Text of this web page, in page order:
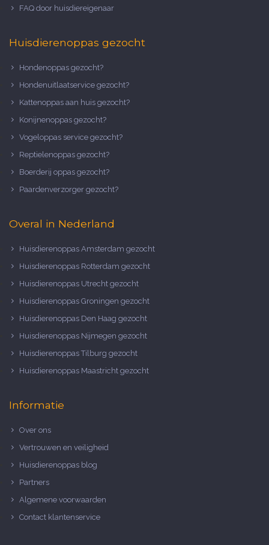
FAQ door huisdiereigenaar
Huisdierenoppas gezocht
Hondenoppas gezocht?
Hondenuitlaatservice gezocht?
Kattenoppas aan huis gezocht?
Konijnenoppas gezocht?
Vogeloppas service gezocht?
Reptielenoppas gezocht?
Boerderij oppas gezocht?
Paardenverzorger gezocht?
Overal in Nederland
Huisdierenoppas Amsterdam gezocht
Huisdierenoppas Rotterdam gezocht
Huisdierenoppas Utrecht gezocht
Huisdierenoppas Groningen gezocht
Huisdierenoppas Den Haag gezocht
Huisdierenoppas Nijmegen gezocht
Huisdierenoppas Tilburg gezocht
Huisdierenoppas Maastricht gezocht
Informatie
Over ons
Vertrouwen en veiligheid
Huisdierenoppas blog
Partners
Algemene voorwaarden
Contact klantenservice